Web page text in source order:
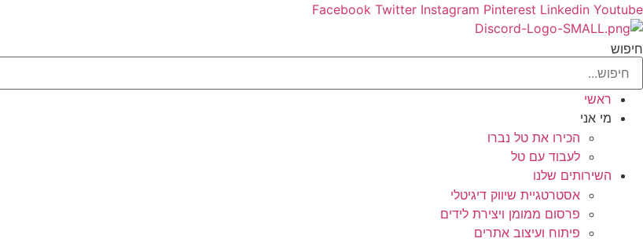
Facebook Twitter Instagram Pinterest Linkedin Youtube
חיפוש
ראשי
מי אני
הכירו את טל נברו
לעבוד עם טל
השירותים שלנו
אסטרטגיית שיווק דיגיטלי
פרסום ממומן ויצירת לידים
פיתוח ועיצוב אתרים